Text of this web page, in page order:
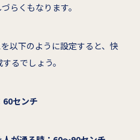
らくもなります。
以下のように設定すると、快
るでしょう。
センチ